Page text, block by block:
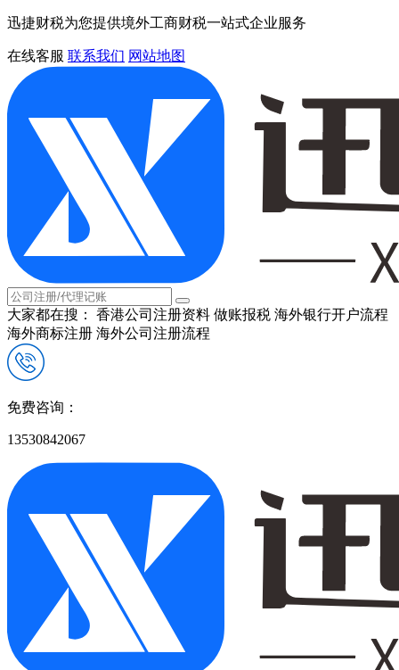
迅捷财税为您提供境外工商财税一站式企业服务
在线客服 联系我们 网站地图
大家都在搜： 香港公司注册资料 做账报税 海外银行开户流程
海外商标注册 海外公司注册流程
免费咨询：
13530842067